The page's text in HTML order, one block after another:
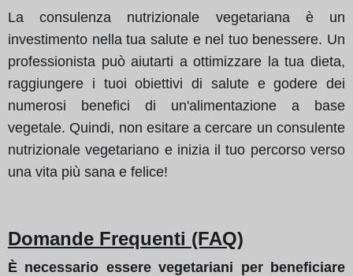
La consulenza nutrizionale vegetariana è un
investimento nella tua salute e nel tuo benessere. Un
professionista può aiutarti a ottimizzare la tua dieta,
raggiungere i tuoi obiettivi di salute e godere dei
numerosi benefici di un'alimentazione a base
vegetale. Quindi, non esitare a cercare un consulente
nutrizionale vegetariano e inizia il tuo percorso verso
una vita più sana e felice!
Domande Frequenti (FAQ)
È necessario essere vegetariani per beneficiare